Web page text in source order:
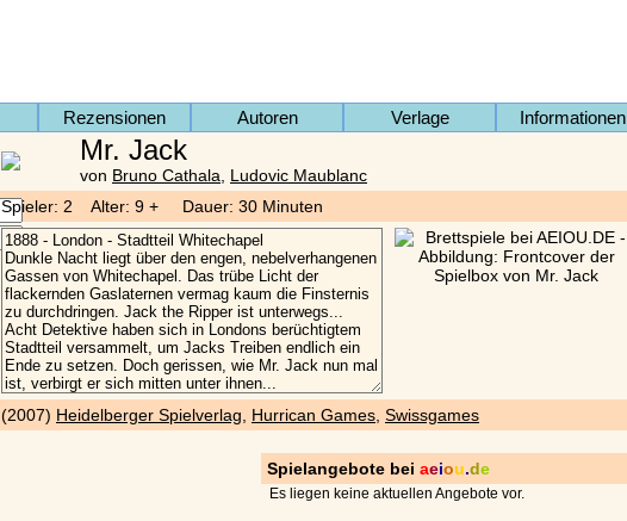
Rezensionen Autoren Verlage Informationen
Mr. Jack
von Bruno Cathala, Ludovic Maublanc
Spieler: 2 Alter: 9 + Dauer: 30 Minuten
(2007) Heidelberger Spielverlag Hurrican Games Swissgames
Spielangebote bei aeiou.de
Es liegen keine aktuellen Angebote vor.